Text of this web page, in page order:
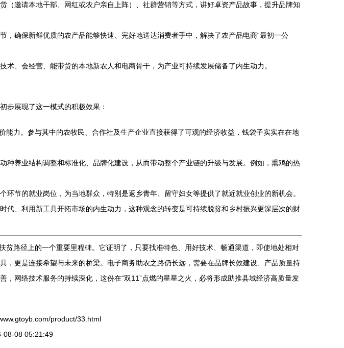
（邀请本地干部、网红或农户亲自上阵）、社群营销等方式，讲好卓资产品故事，提升品牌知
确保新鲜优质的农产品能够快速、完好地送达消费者手中，解决了农产品电商“最初一公
、会经营、能带货的本地新农人和电商骨干，为产业可持续发展储备了内生动力。
步展现了这一模式的积极效果：
能力。参与其中的农牧民、合作社及生产企业直接获得了可观的经济收益，钱袋子实实在在地
种养业结构调整和标准化、品牌化建设，从而带动整个产业链的升级与发展。例如，熏鸡的热
节的就业岗位，为当地群众，特别是返乡青年、留守妇女等提供了就近就业创业的新机会。
代、利用新工具开拓市场的内生动力，这种观念的转变是可持续脱贫和乡村振兴更深层次的财
路径上的一个重要里程碑。它证明了，只要找准特色、用好技术、畅通渠道，即使地处相对
更是连接希望与未来的桥梁。电子商务助农之路仍长远，需要在品牌长效建设、产品质量持
网络技术服务的持续深化，这份在“双11”点燃的星星之火，必将形成助推县域经济高质量发
product/33.html
08-08 05:21:49